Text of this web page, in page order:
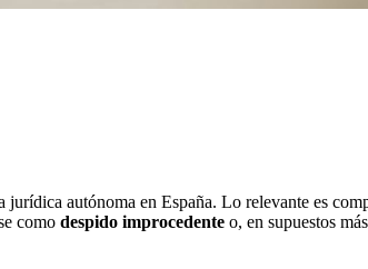
autónoma en España. Lo relevante es
como despido improcedente o, en supuestos